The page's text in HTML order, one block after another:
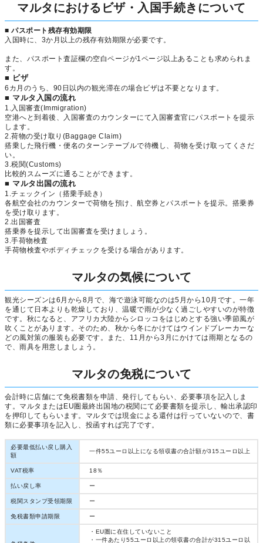
マルタにおけるビザ・入国手続きについて
■ パスポート残存有効期限
入国時に、3か月以上の残存有効期限が必要です。
また、パスポート査証欄の空白ページが1ページ以上あることも求められま
す。
■ ビザ
6カ月のうち、90日以内の観光滞在の場合ビザは不要となります。
■ マルタ入国の流れ
1.入国審査(Immigration)
空港へと到着後、入国審査のカウンターにて入国審査官にパスポートを提示
します。
2.荷物の受け取り(Baggage Claim)
搭乗した飛行機・便名のターンテーブルで待機し、荷物を受け取ってくさだ
い。
3.税関(Customs)
比較的スムーズに通ることができます。
■ マルタ出国の流れ
1.チェックイン（搭乗手続き）
各航空会社のカウンターで荷物を預け、航空券とパスポートを提示。搭乗券
を受け取ります。
2.出国審査
搭乗券を提示して出国審査を受けましょう。
3.手荷物検査
手荷物検査やボディチェックを受ける場合があります。
マルタの気候について
観光シーズンは6月から8月で、海で遊泳可能なのは5月から10月です。一年
を通じて日本よりも乾燥しており、温暖で雨が少なく過ごしやすいのが特徴
です。秋になると、アフリカ大陸からシロッコをはじめとする強い季節風が
吹くことがあります。そのため、秋から冬にかけてはウインドブレーカーな
どの風対策の服装も必要です。また、11月から3月にかけては雨期となるの
で、雨具を用意しましょう。
マルタの免税について
会計時に店舗にて免税書類を申請、発行してもらい、必要事項を記入しま
す。マルタまたはEU圏最終出国地の税関にて必要書類を提示し、輸出承認印
を押印してもらいます。マルタでは現金による還付は行っていないので、書
類に必要事項を記入し、投函すれば完了です。
必要最低払い戻し購入
額
一件55ユーロ以上になる領収書の合計額が315ユーロ以上
VAT税率 18％
払い戻し率 ー
税関スタンプ受領期限 ー
免税書類申請期限 ー
・EU圏に在住していないこと
・一件あたり55ユーロ以上の領収書の合計が315ユーロ以